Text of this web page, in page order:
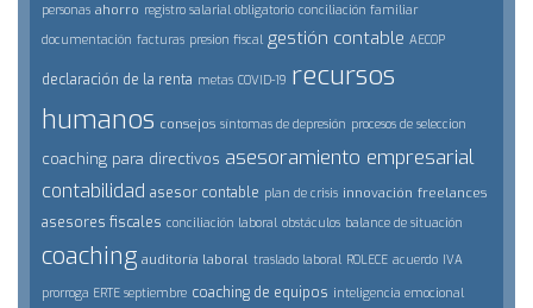
personas ahorro registro salarial obligatorio conciliación familiar
documentación facturas presion fiscal gestión contable AECOP
declaración de la renta metas COVID-19 recursos
humanos consejos síntomas de depresión procesos de seleccion
coaching para directivos asesoramiento empresarial
contabilidad asesor contable plan de crisis innovación freelances
asesores fiscales conciliación laboral obstáculos balance de situación
coaching auditoría laboral traslado laboral ROLECE acuerdo IVA
prorroga ERTE septiembre coaching de equipos inteligencia emocional